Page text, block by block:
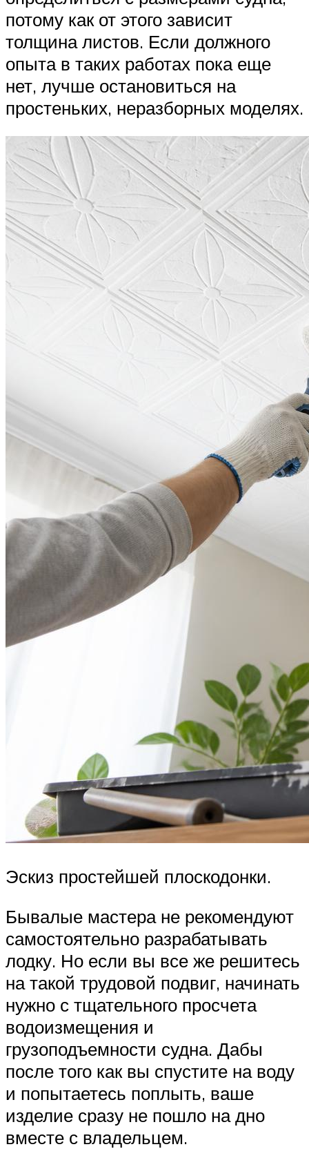
потому как от этого зависит
толщина листов. Если должного
опыта в таких работах пока еще
нет, лучше остановиться на
простеньких, неразборных моделях.
Эскиз простейшей плоскодонки.
Бывалые мастера не рекомендуют
самостоятельно разрабатывать
лодку. Но если вы все же решитесь
на такой трудовой подвиг, начинать
нужно с тщательного просчета
водоизмещения и
грузоподъемности судна. Дабы
после того как вы спустите на воду
и попытаетесь поплыть, ваше
изделие сразу не пошло на дно
вместе с владельцем.